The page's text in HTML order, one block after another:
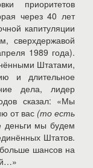
приоритетов
через 40 лет
капитуляции
сверхдержавой
1989 года).
Штатами,
и длительное
дела, лидер
сказал: «Мы
от вас (то есть
деньги мы будем
Штатов.
шансов на